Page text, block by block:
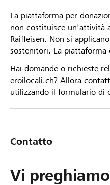
La piattaforma per
non costituisce un'attività
Raiffeisen. Non si
sostenitori. La
Hai domande o richieste
eroilocali.ch? Allora
utilizzando il formulario di
Contatto
Vi